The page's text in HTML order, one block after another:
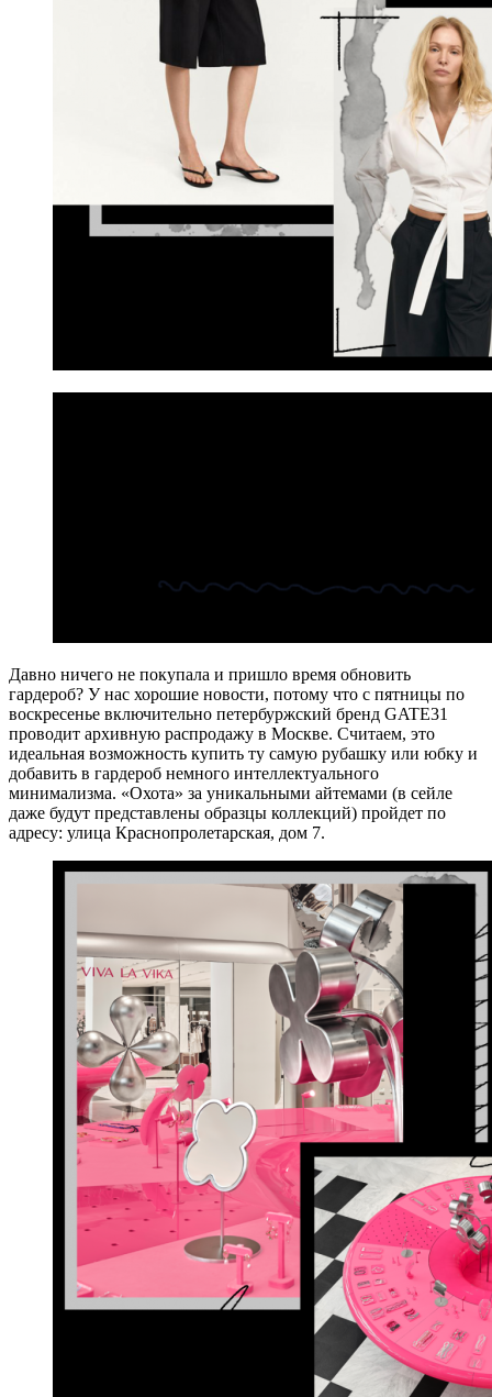
Давно ничего не покупала и пришло время обновить
гардероб? У нас хорошие новости, потому что с пятницы по
воскресенье включительно петербуржский бренд GATE31
проводит архивную распродажу в Москве. Считаем, это
идеальная возможность купить ту самую рубашку или юбку и
добавить в гардероб немного интеллектуального
минимализма. «Охота» за уникальными айтемами (в сейле
даже будут представлены образцы коллекций) пройдет по
адресу: улица Краснопролетарская, дом 7.